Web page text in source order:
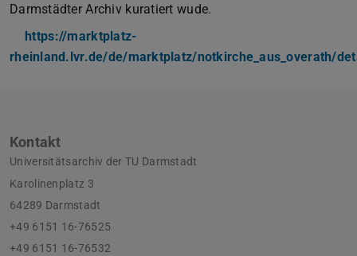
Darmstädter Archiv kuratiert wude.
https://marktplatz-
rheinland.lvr.de/de/marktplatz/notkirche_aus_overath/
Kontakt
Universitätsarchiv der TU Darmstadt
Karolinenplatz 3
64289 Darmstadt
+49 6151 16-76525
+49 6151 16-76532